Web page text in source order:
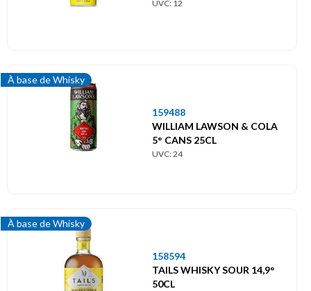
UVC: 12
À base de Whisky
159488
WILLIAM LAWSON & COLA
5° CANS 25CL
UVC: 24
À base de Whisky
158594
TAILS WHISKY SOUR 14,9°
50CL